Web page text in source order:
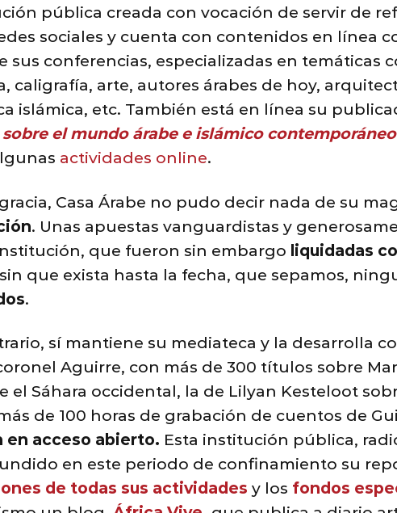
pública creada con vocación de servir de
sociales y cuenta con contenidos en línea
sus conferencias, especializadas en temáticas
caligrafía, arte, autores árabes de hoy,
islámica, etc. También está en línea su
el mundo árabe e islámico contemporáneo
actividades online.
Casa Árabe no pudo decir nada de su
. Unas apuestas vanguardistas y
que fueron sin embargo liquidadas
sin que exista hasta la fecha, que sepamos,
.
sí mantiene su mediateca y la desarrolla
Aguirre, con más de 300 títulos sobre
el Sáhara occidental, la de Lilyan Kesteloot
de 100 horas de grabación de cuentos de
en acceso abierto. Esta institución pública,
en este periodo de confinamiento su
de todas sus actividades y los fondos